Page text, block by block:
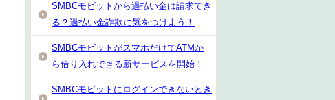
SMBCモビットから過払い金は請求でき
る？過払い金詐欺に気をつけよう！
SMBCモビットがスマホだけでATMか
ら借り入れできる新サービスを開始！
SMBCモビットにログインできないとき